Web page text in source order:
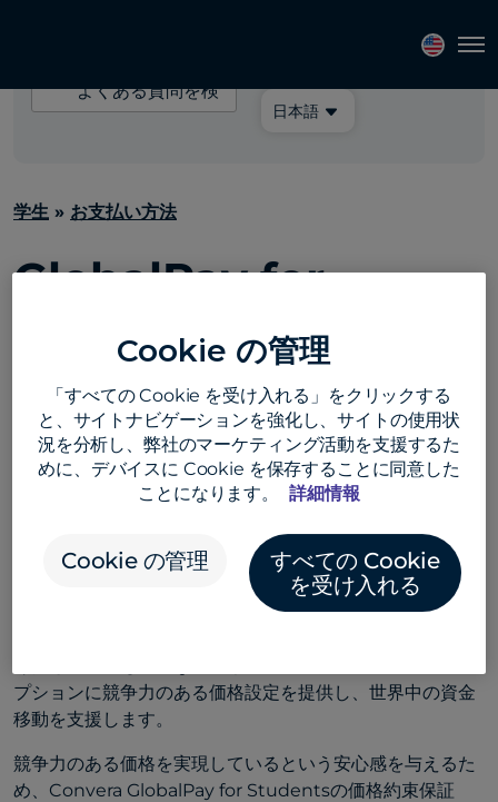
く
問
検
言語を選択してくださ
日本語
学生 » お支払い方法
GlobalPay for
Studentsを使った支
払いにはいくらかかり
ますか？
Convera GlobalPay for Studentsによる支払いのコスト
は、プラットフォーム上で生成される見積書に組み込まれ
ています。コンヴェーラは、プラットフォームに表示され
る金額以外の追加料金を請求することはありません。 ただ
し、限られた状況では、選択した支払い方法によっては、
プションに競争力のある価格設定を提供し、世界中の資金
移動を支援します。
競争力のある価格を実現しているという安心感を与えるた
め、Convera GlobalPay for Studentsの価格約束保証
Cookie の管理
「すべての Cookie を受け入れる」をクリックする
と、サイトナビゲーションを強化し、サイトの使用状
況を分析し、弊社のマーケティング活動を支援するた
めに、デバイスに Cookie を保存することに同意した
ことになります。
詳細情報
Cookie の管理
すべての Cookie
を受け入れる